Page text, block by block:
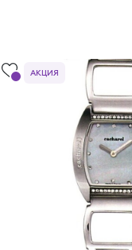
АКЦИЯ